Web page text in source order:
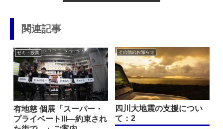
関連記事
ゼミ・授業
有地慈 個展「スーパー・
プライベートIII—約束され
その他のお知らせ
四川大地震の支援につい
て：2